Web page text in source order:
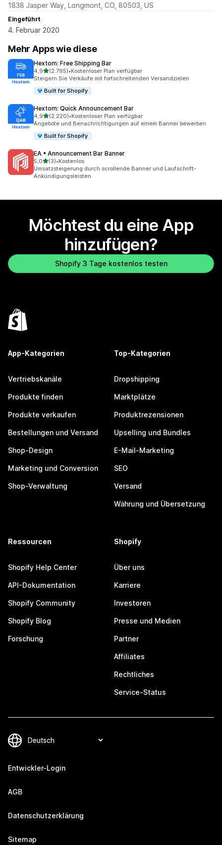
1838 Jasper Way, Longmont, CO, 80503, US
Eingeführt
4. Februar 2020
Mehr Apps wie diese
Hextom: Free Shipping Bar
4,9von 5 Sternen
(2.795)
2795 Rezensionen insgesamt
•Kostenloser Plan verfügbar
Steigern Sie Verkäufe mit fortschreitenden Versandzielen
Built for Shopify
Hextom: Quick Announcement Bar
4,9von 5 Sternen
(2.220)
2220 Rezensionen insgesamt
•Kostenloser Plan verfügbar
Angebote und Benachrichtigungen auf einem Banner bewerben
Built for Shopify
EA • Announcement Bar Banner
5,0von 5 Sternen
(3)
3 Rezensionen insgesamt
•Kostenlos
Umsatzsteigerung durch scrollende Banner und Laufschrift-
Ankündigungsleisten
Möchtest du eine App
hinzufügen?
Shopify 3 Tage kostenlos testen
App-Kategorien
Vertriebskanäle
Produkte finden
Produkte verkaufen
Bestellungen und Versand
Shop-Design
Marketing und Conversion
Shop-Verwaltung
Top-Kategorien
Dropshipping
Marktplätze
Produktrezensionen
Upselling und Bundles
E-Mail-Marketing
SEO
Versand
Währung und Übersetzung
Ressourcen
Shopify Help Center
API-Dokumentation
Shopify Community
Shopify Blog
Forschung
Shopify
Über uns
Karriere
Investoren
Presse und Medien
Partner
Affiliates
Rechtliches
Service-Status
Entwickler-Login
AGB
Datenschutzerklärung
Sitemap